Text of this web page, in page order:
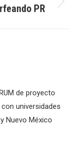
PR
de proyecto
universidades
Nuevo México